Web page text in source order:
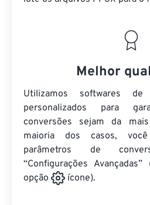
Melhor
Utilizamos softwares
personalizados para
conversões sejam da
maioria dos casos,
parâmetros de
“Configurações
opção
ícone).